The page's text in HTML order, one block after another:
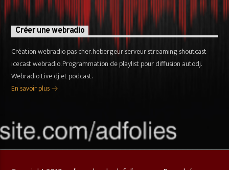
Créer une webradio
Création webradio pas cher. hebergeur serveur streaming shoutcast
icecast webradio. Programmation de playlist pour diffusion autodj.
Webradio Live dj et podcast.
En savoir plus